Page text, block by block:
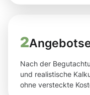
2
Nach der
und realistische
ohne versteckte